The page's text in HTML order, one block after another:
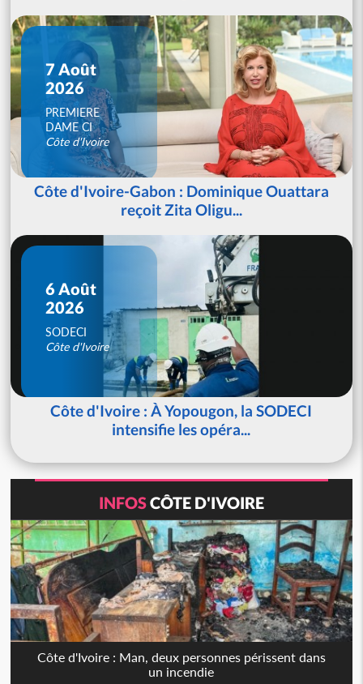
7 Août
2026
PREMIERE
DAME CI
Côte d'Ivoire
Côte d'Ivoire-Gabon : Dominique Ouattara
reçoit Zita Oligu...
6 Août
2026
SODECI
Côte d'Ivoire
Côte d'Ivoire : À Yopougon, la SODECI
intensifie les opéra...
INFOSCÔTE D'IVOIRE
Côte d'Ivoire : Man, deux personnes périssent dans
un incendie